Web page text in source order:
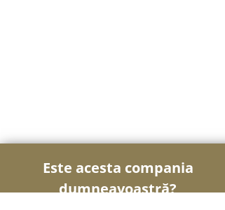
Este acesta compania
dumneavoastră?